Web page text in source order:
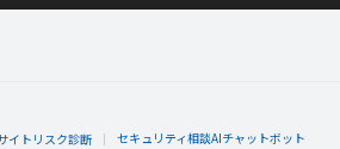
イトリスク診断
セキュリティ相談AIチャットボット